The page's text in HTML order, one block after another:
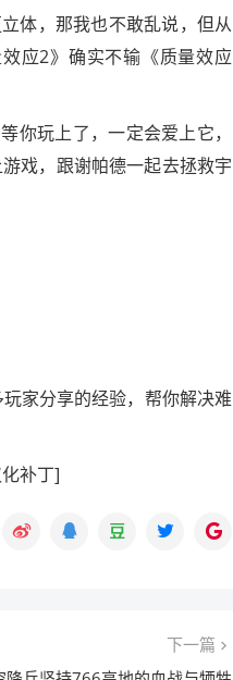
体，那我也不敢乱说，但从
应2》确实不输《质量效应
你玩上了，一定会爱上它，
戏，跟谢帕德一起去拯救宇
家分享的经验，帮你解决难
补丁]
下一篇